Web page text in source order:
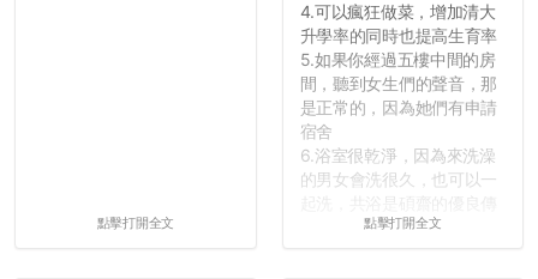
點擊打開全文
4.可以瘋狂做菜，增加清大
升學率的同時也提高生育率
5.如果你經過五樓中間的房
間，聽到女生們的聲音，那
是正常的，因為她們有申請
宿舍
6.浴室很乾淨，因為來洗澡
的男女會洗很久，也可以一
點擊打開全文